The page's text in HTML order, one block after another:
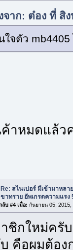
จาก: ต๋อง ที่ สิ
ใจตัว
าหมดแล้ว
Re: สไนเปอร์ มีเข้ามาหล
ขาทราย อัพเกรดความแรง
ลับ #4 เมื่อ: กันยายน 05, 2015,
ชิกใหม่ครั
คือผมต้อง